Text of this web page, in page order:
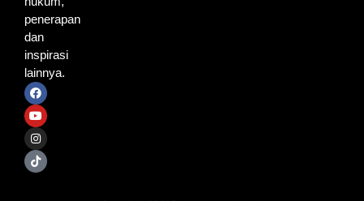
penerapan
dan
inspirasi
lainnya.